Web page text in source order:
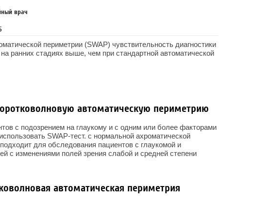
врач
периметрии (SWAP) чувствительность диагностики
ранних стадиях выше, чем при стандартной автоматической
автоматическую периметрию
с подозрением на глаукому и с одним или более факторами
SWAP-тест. с нормальной ахроматической
для обследования пациентов с глаукомой и
с изменениями полей зрения слабой и средней степени
автоматическая периметрия